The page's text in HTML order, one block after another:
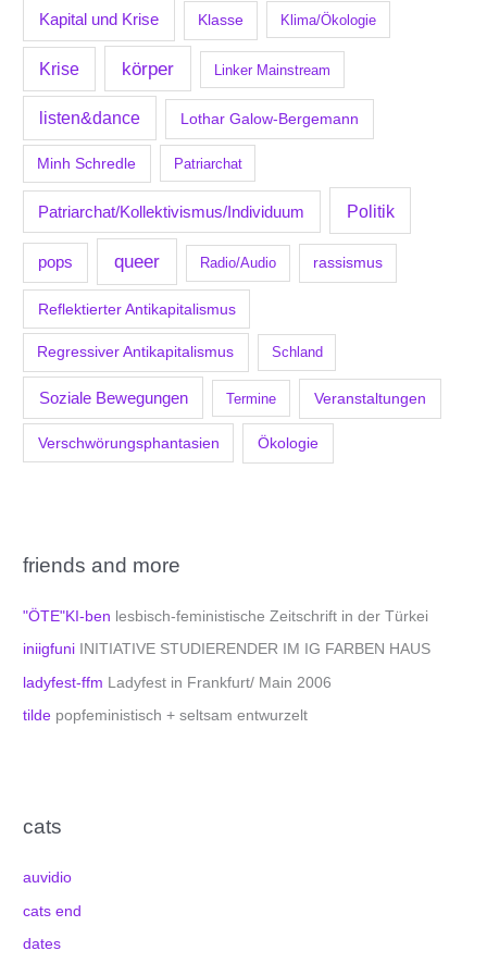
Kapital und Krise Klasse Klima/Ökologie
Krise körper Linker Mainstream
listen&dance Lothar Galow-Bergemann
Minh Schredle Patriarchat
Patriarchat/Kollektivismus/Individuum Politik
pops queer Radio/Audio rassismus
Reflektierter Antikapitalismus
Regressiver Antikapitalismus Schland
Soziale Bewegungen Termine Veranstaltungen
Verschwörungsphantasien Ökologie
friends and more
"ÖTE"KI-ben lesbisch-feministische Zeitschrift in der Türkei
iniigfuni INITIATIVE STUDIERENDER IM IG FARBEN HAUS
ladyfest-ffm Ladyfest in Frankfurt/ Main 2006
tilde popfeministisch + seltsam entwurzelt
cats
auvidio
cats end
dates